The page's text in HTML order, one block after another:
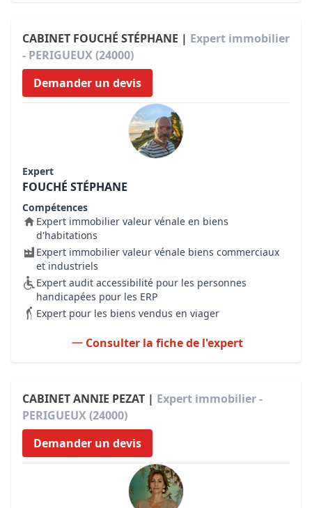
CABINET FOUCHÉ STÉPHANE | Expert immobilier
- PERIGUEUX (24000)
Demander un devis
Expert
FOUCHÉ STÉPHANE
Compétences
Expert immobilier valeur vénale en biens
d'habitations
Expert immobilier valeur vénale biens commerciaux
et industriels
Expert audit accessibilité pour les personnes
handicapées pour les ERP
Expert pour les biens vendus en viager
Consulter la fiche de l'expert
CABINET ANNIE PEZAT | Expert immobilier -
PERIGUEUX (24000)
Demander un devis